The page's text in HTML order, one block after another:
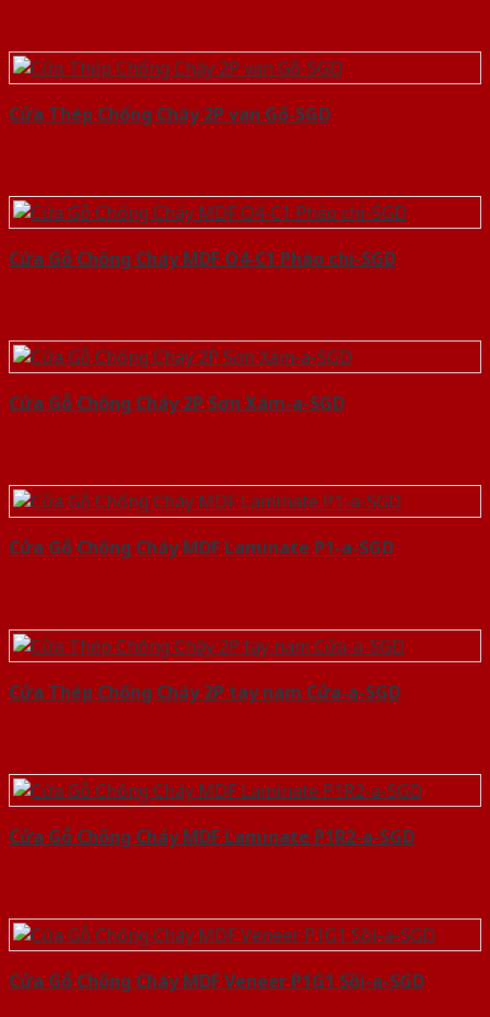
Cửa Thép Chống Cháy 2P van Gỗ-SGD
Cửa Gỗ Chống Cháy MDF O4-C1 Phào chi-SGD
Cửa Gỗ Chống Cháy 2P Sơn Xám-a-SGD
Cửa Gỗ Chống Cháy MDF Laminate P1-a-SGD
Cửa Thép Chống Cháy 2P tay nam Cửa-a-SGD
Cửa Gỗ Chống Cháy MDF Laminate P1R2-a-SGD
Cửa Gỗ Chống Cháy MDF Veneer P1G1 Sồi-a-SGD